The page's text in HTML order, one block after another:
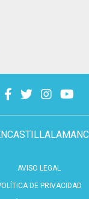
AVISO LEGAL
DE PRIVACIDAD